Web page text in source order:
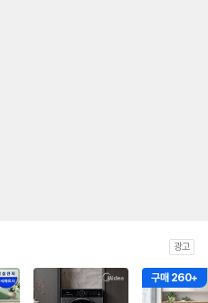
광고
구매 260+